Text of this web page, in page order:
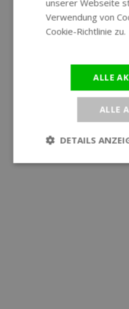
unserer Webseite
Verwendung von
Cookie-Richtlinie zu.
ALLE
ALLE
DETAILS